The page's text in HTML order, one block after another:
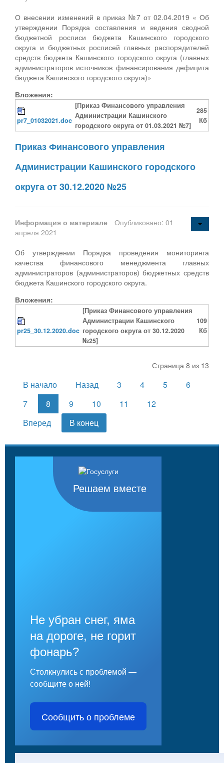
О внесении изменений в приказ №7 от 02.04.2019 « Об
утверждении Порядка составления и ведения сводной
бюджетной росписи бюджета Кашинского городского
округа и бюджетных росписей главных распорядителей
средств бюджета Кашинского городского округа (главных
администраторов источников финансирования дефицита
бюджета Кашинского городского округа)»
Вложения:
pr7_01032021.doc
[Приказ Финансового управления
Администрации Кашинского
городского округа от 01.03.2021 №7]
285
Кб
Приказ Финансового управления
Администрации Кашинского городского
округа от 30.12.2020 №25
Информация о материале
Опубликовано: 01
апреля 2021
Об утверждении Порядка проведения мониторинга
качества финансового менеджмента главных
администраторов (администраторов) бюджетных средств
бюджета Кашинского городского округа.
Вложения:
pr25_30.12.2020.doc
[Приказ Финансового управления
Администрации Кашинского
городского округа от 30.12.2020
№25]
109
Кб
Страница 8 из 13
В начало Назад 3 4 5
6
7
8 9 10 11
12
Вперед
В конец
Решаем вместе
Не убран снег, яма
на дороге, не горит
фонарь?
Столкнулись с проблемой —
сообщите о ней!
Сообщить о проблеме